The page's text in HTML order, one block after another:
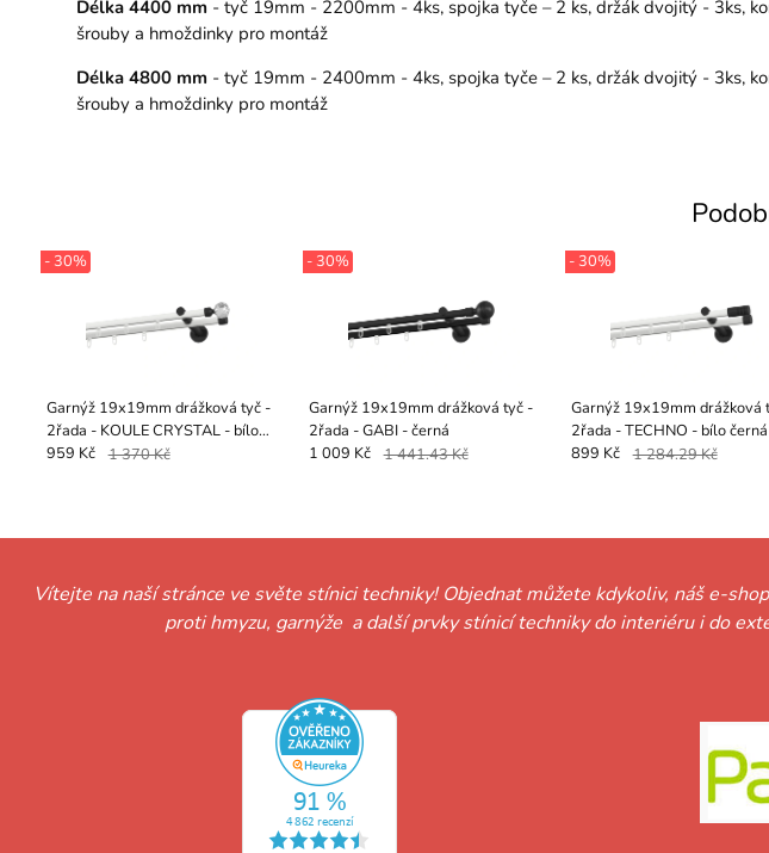
Délka 4400 mm - tyč 19mm - 2200mm - 4ks, spojka tyče – 2 ks, držák dvojitý - 3ks,
šrouby a hmoždinky pro montáž
Délka 4800 mm - tyč 19mm - 2400mm - 4ks, spojka tyče – 2 ks, držák dvojitý - 3ks,
šrouby a hmoždinky pro montáž
Garnýž 19x19mm drážková tyč -
2řada - KOULE CRYSTAL - bílo
černá
- 30%
959 Kč 1 370 Kč
Garnýž 19x19mm drážková tyč -
2řada - GABI - černá
- 30%
1 009 Kč 1 441.43 Kč
Garnýž 19x19mm drážková
2řada - TECHNO - bílo černá
- 30%
899 Kč 1 284.29 Kč
Vítejte na naší stránce ve světe stínici techniky! Objednat můžete kdykoliv, náš e-
proti hmyzu, garnýže a další prvky stínicí techniky do interiéru i do